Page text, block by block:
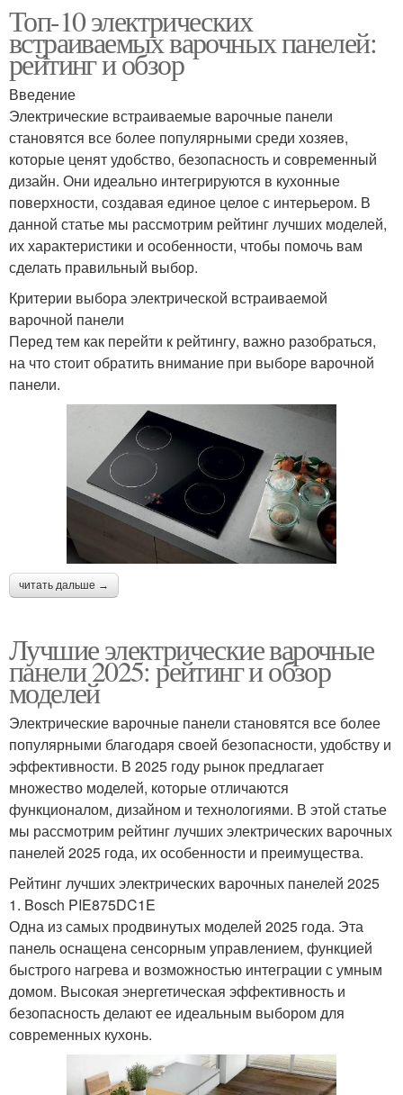
Топ-10 электрических
встраиваемых варочных панелей:
рейтинг и обзор
Введение
Электрические встраиваемые варочные панели
становятся все более популярными среди хозяев,
которые ценят удобство, безопасность и современный
дизайн. Они идеально интегрируются в кухонные
поверхности, создавая единое целое с интерьером. В
данной статье мы рассмотрим рейтинг лучших моделей,
их характеристики и особенности, чтобы помочь вам
сделать правильный выбор.
Критерии выбора электрической встраиваемой
варочной панели
Перед тем как перейти к рейтингу, важно разобраться,
на что стоит обратить внимание при выборе варочной
панели.
читать дальше →
Лучшие электрические варочные
панели 2025: рейтинг и обзор
моделей
Электрические варочные панели становятся все более
популярными благодаря своей безопасности, удобству и
эффективности. В 2025 году рынок предлагает
множество моделей, которые отличаются
функционалом, дизайном и технологиями. В этой статье
мы рассмотрим рейтинг лучших электрических варочных
панелей 2025 года, их особенности и преимущества.
Рейтинг лучших электрических варочных панелей 2025
1. Bosch PIE875DC1E
Одна из самых продвинутых моделей 2025 года. Эта
панель оснащена сенсорным управлением, функцией
быстрого нагрева и возможностью интеграции с умным
домом. Высокая энергетическая эффективность и
безопасность делают ее идеальным выбором для
современных кухонь.